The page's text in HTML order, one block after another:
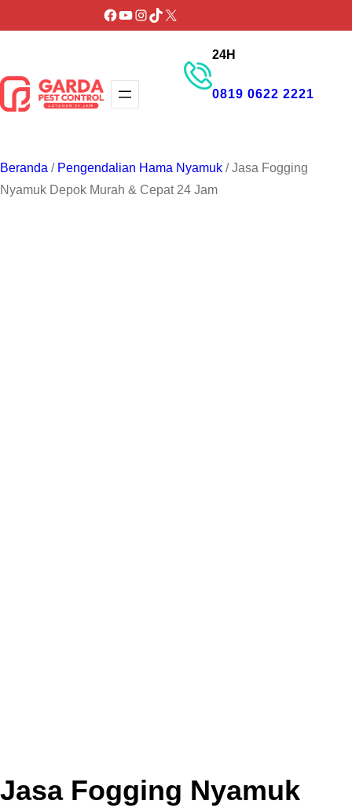
ke
Facebook
YouTube
Instagram
TikTok
X
24H
0819 0622 2221
Beranda / Pengendalian Hama Nyamuk / Jasa Fogging
Nyamuk Depok Murah & Cepat 24 Jam
Jasa Fogging Nyamuk